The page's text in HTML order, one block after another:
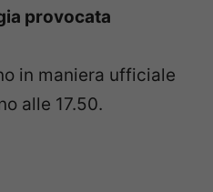
provocata
in maniera ufficiale
alle 17.50.